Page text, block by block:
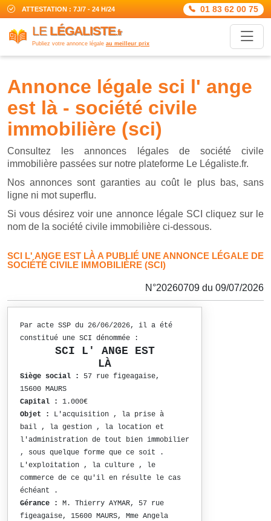
ATTESTATION : 7J/7 - 24 H/24 01 83 62 00 75
LE LÉGALISTE.fr
Publiez votre annonce légale au meilleur prix
annonce légale sci l' ange
est là - société civile
immobilière (sci)
Consultez les annonces légales de société civile
immobilière passées sur notre plateforme Le Légaliste.fr.
Nos annonces sont garanties au coût le plus bas, sans
ligne ni mot superflu.
Si vous désirez voir une annonce légale SCI cliquez sur le
nom de la société civile immobilière ci-dessous.
SCI L' ANGE EST LÀ A PUBLIÉ UNE ANNONCE LÉGALE DE
SOCIÉTÉ CIVILE IMMOBILIÈRE (SCI)
N°20260709 du 09/07/2026
Par acte SSP du 26/06/2026, il a été
constitué une SCI dénommée :
SCI L' ANGE EST
LÀ
Siège social :
57 rue figeagaise,
15600 MAURS
Capital :
1.000€
Objet :
L'acquisition , la prise à
bail , la gestion , la location et
l'administration de tout bien immobilier
, sous quelque forme que ce soit .
L'exploitation , la culture , le
commerce de ce qu'il en résulte le cas
échéant .
Gérance :
M. Thierry AYMAR, 57 rue
figeagaise, 15600 MAURS, Mme Angela